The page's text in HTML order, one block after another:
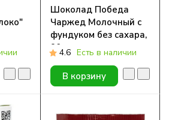
Шоколад Победа
Чаржед Молочный с
фундуком без сахара,
90г.
4.6 Есть в наличии
В корзину